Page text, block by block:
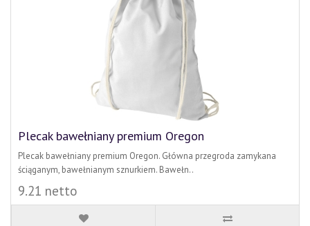
Plecak bawełniany premium Oregon
Plecak bawełniany premium Oregon. Główna przegroda zamykana
ściąganym, bawełnianym sznurkiem. Bawełn..
9.21 netto